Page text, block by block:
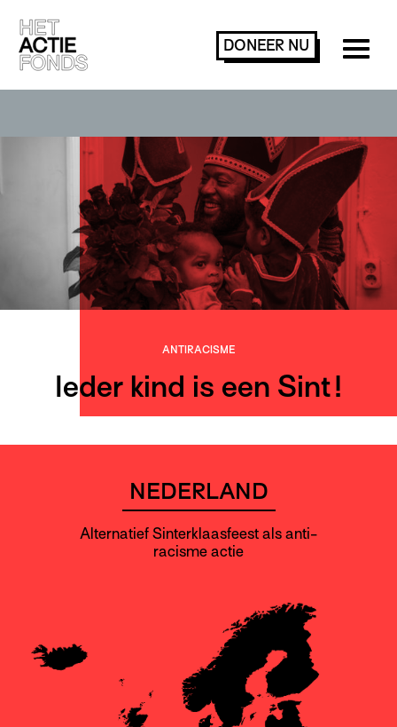
DONEER NU
ANTIRACISME
Ieder kind is een Sint!
NEDERLAND
Alternatief Sinterklaasfeest als anti-
racisme actie